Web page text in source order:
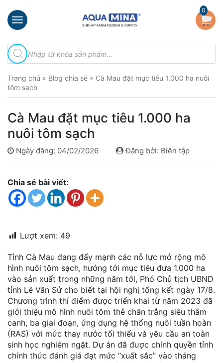
×
chủ
thiệu
Sản
phẩm
Đầu
Phun
Vi
Ventek
Hướng
đặt
Quy
định
Blog
chia
sẻ
Liên
hệ
0
Tìm
kiếm
sản
Trang chủ » Blog chia sẻ » Cà Mau đặt mục tiêu 1.000 ha nuôi
tôm sạch
Cà Mau đặt mục tiêu 1.000 ha
nuôi tôm sạch
Ngày đăng: 04/02/2026 Đăng bởi: Biên tập
Chia sẻ bài viết:
Lượt xem: 49
Tỉnh Cà Mau đang đẩy mạnh các nỗ lực mở rộng mô
hình nuôi tôm sạch, hướng tới mục tiêu đưa 1.000 ha
vào sản xuất trong những năm tới, Phó Chủ tịch UBND
tỉnh Lê Văn Sử cho biết tại hội nghị tổng kết ngày 17/8.
Chương trình thí điểm được triển khai từ năm 2023 đã
giới thiệu mô hình nuôi tôm thẻ chân trắng siêu thâm
canh, ba giai đoạn, ứng dụng hệ thống nuôi tuần hoàn
(RAS) với mức thay nước tối thiểu và yêu cầu an toàn
sinh học nghiêm ngặt. Dự án đã được chính quyền tỉnh
chính thức đánh giá đạt mức “xuất sắc” vào tháng